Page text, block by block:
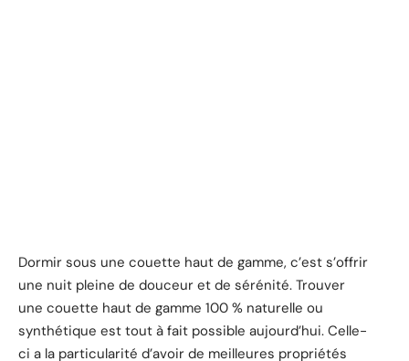
Dormir sous une couette haut de gamme, c’est s’offrir
une nuit pleine de douceur et de sérénité. Trouver
une couette haut de gamme 100 % naturelle ou
synthétique est tout à fait possible aujourd’hui. Celle-
ci a la particularité d’avoir de meilleures propriétés